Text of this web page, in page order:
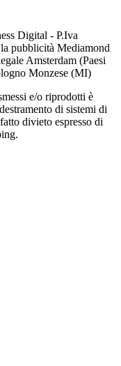
Digital - P.Iva
pubblicità Mediamond
Amsterdam (Paesi
Monzese (MI)
e/o riprodotti è
di sistemi di
divieto espresso di